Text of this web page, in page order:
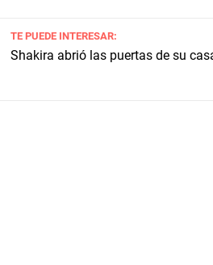
TE PUEDE INTERESAR:
Shakira abrió las puertas de su